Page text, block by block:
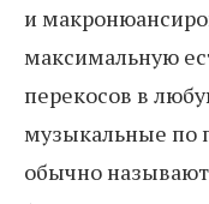
и
максимальную
перекосов в
музыкальные по
обычно